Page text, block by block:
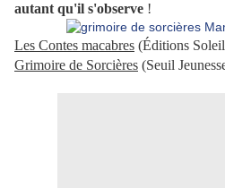
autant qu'il s'observe !
Les Contes macabres (Éditions
Grimoire de Sorcières (Seuil